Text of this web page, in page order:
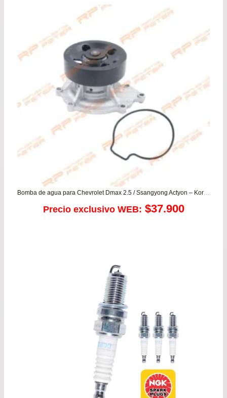
era:
$74.900.
Bomba de agua para Chevrolet Dmax 2.5 / Ssangyong Actyon – Korando – Stavic
Precio exclusivo WEB: $37.900